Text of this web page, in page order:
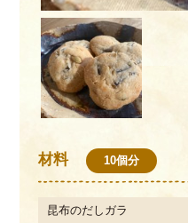
材料 10個分
昆布のだしガラ